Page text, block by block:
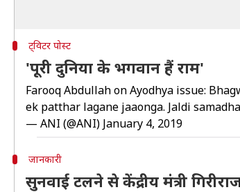
ट्विटर पोस्ट
'पूरी दुनिया के भगवान हैं राम'
Farooq Abdullah on Ayodhya issue:
ek patthar lagane jaaonga. Jaldi
— ANI (@ANI) January 4, 2019
जानकारी
सुनवाई टलने से केंद्रीय मंत्री